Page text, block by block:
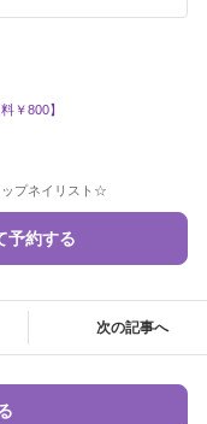
￥800】
プネイリスト☆
予約する
次の記事へ